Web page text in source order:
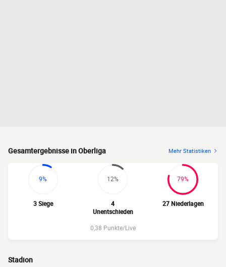
Gesamtergebnisse in Oberliga Mehr Statistiken
9%
3 Siege
12%
4
Unentschieden
79%
27 Niederlagen
0,38 Punkte/Live
Stadion